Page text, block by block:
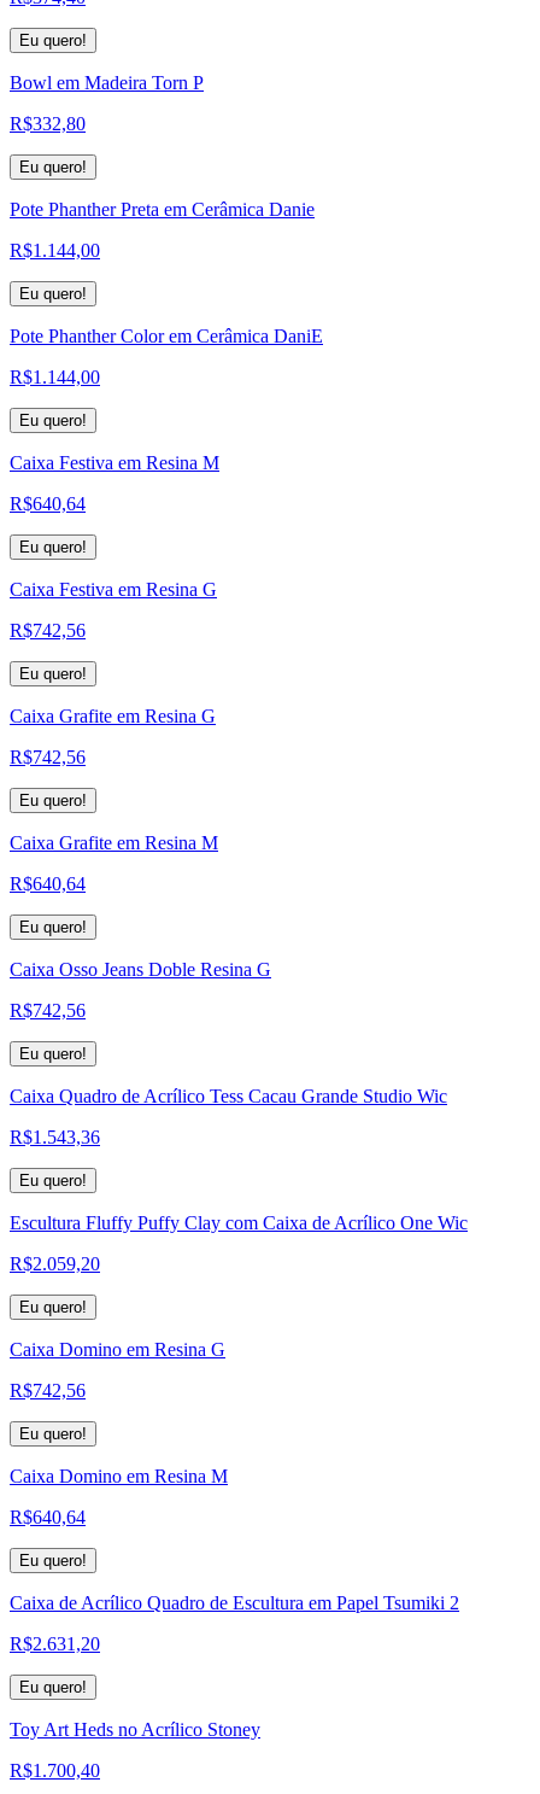
Eu quero!
Bowl em Madeira Torn P
R$332,80
Eu quero!
Pote Phanther Preta em Cerâmica Danie
R$1.144,00
Eu quero!
Pote Phanther Color em Cerâmica DaniE
R$1.144,00
Eu quero!
Caixa Festiva em Resina M
R$640,64
Eu quero!
Caixa Festiva em Resina G
R$742,56
Eu quero!
Caixa Grafite em Resina G
R$742,56
Eu quero!
Caixa Grafite em Resina M
R$640,64
Eu quero!
Caixa Osso Jeans Doble Resina G
R$742,56
Eu quero!
Caixa Quadro de Acrílico Tess Cacau Grande Studio Wic
R$1.543,36
Eu quero!
Escultura Fluffy Puffy Clay com Caixa de Acrílico One Wic
R$2.059,20
Eu quero!
Caixa Domino em Resina G
R$742,56
Eu quero!
Caixa Domino em Resina M
R$640,64
Eu quero!
Caixa de Acrílico Quadro de Escultura em Papel Tsumiki 2
R$2.631,20
Eu quero!
Toy Art Heds no Acrílico Stoney
R$1.700,40